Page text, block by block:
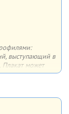
выступающий в
Плакат может
Плюсы – любой